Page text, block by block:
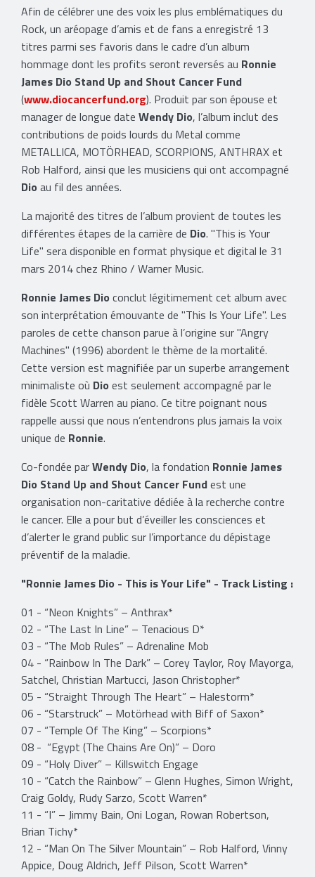
Afin de célébrer une des voix les plus emblématiques du
Rock, un aréopage d’amis et de fans a enregistré 13
titres parmi ses favoris dans le cadre d’un album
hommage dont les profits seront reversés au Ronnie
James Dio Stand Up and Shout Cancer Fund
(www.diocancerfund.org). Produit par son épouse et
manager de longue date Wendy Dio, l’album inclut des
contributions de poids lourds du Metal comme
METALLICA, MOTÖRHEAD, SCORPIONS, ANTHRAX et
Rob Halford, ainsi que les musiciens qui ont accompagné
Dio au fil des années.
La majorité des titres de l’album provient de toutes les
différentes étapes de la carrière de Dio. "This is Your
Life" sera disponible en format physique et digital le 31
mars 2014 chez Rhino / Warner Music.
Ronnie James Dio conclut légitimement cet album avec
son interprétation émouvante de "This Is Your Life". Les
paroles de cette chanson parue à l’origine sur "Angry
Machines" (1996) abordent le thème de la mortalité.
Cette version est magnifiée par un superbe arrangement
minimaliste où Dio est seulement accompagné par le
fidèle Scott Warren au piano. Ce titre poignant nous
rappelle aussi que nous n’entendrons plus jamais la voix
unique de Ronnie.
Co-fondée parWendy Dio, la fondation Ronnie James
Dio Stand Up and Shout Cancer Fundest une
organisation non-caritative dédiée à la recherche contre
le cancer. Elle a pour but d’éveiller les consciences et
d’alerter le grand public sur l’importance du dépistage
préventif de la maladie.
"Ronnie James Dio - This is Your Life" - Track Listing :
01 - “Neon Knights” – Anthrax*
02 - “The Last In Line” – Tenacious D*
03 - “The Mob Rules” – Adrenaline Mob
04 - “Rainbow In The Dark” – Corey Taylor, Roy Mayorga,
Satchel, Christian Martucci, Jason Christopher*
05 - “Straight Through The Heart” – Halestorm*
06 - “Starstruck” – Motörhead with Biff of Saxon*
07 - “Temple Of The King” – Scorpions*
08 - “Egypt (The Chains Are On)” – Doro
09 - “Holy Diver” – Killswitch Engage
10 - “Catch the Rainbow” – Glenn Hughes, Simon Wright,
Craig Goldy, Rudy Sarzo, Scott Warren*
11 - “I” – Jimmy Bain, Oni Logan, Rowan Robertson,
Brian Tichy*
12 - “Man On The Silver Mountain” – Rob Halford, Vinny
Appice, Doug Aldrich, Jeff Pilson, Scott Warren*